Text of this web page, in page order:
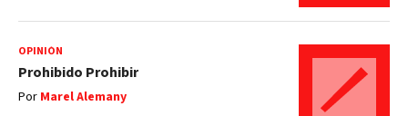
OPINIÓN
Prohibido Prohibir
Por Marel Alemany